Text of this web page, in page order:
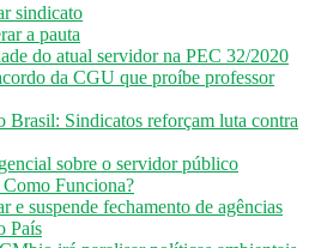
sindicato
a pauta
do atual servidor na PEC 32/2020
da CGU que proíbe professor
Brasil: Sindicatos reforçam luta contra
sobre o servidor público
Funciona?
e suspende fechamento de agências
País